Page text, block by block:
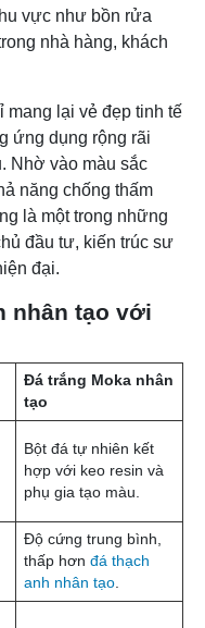
vực như bồn rửa
nhà hàng, khách
mang lại vẻ đẹp tinh tế
ứng dụng rộng rãi
Nhờ vào màu sắc
năng chống thấm
là một trong những
đầu tư, kiến trúc sư
đại.
nhân tạo với